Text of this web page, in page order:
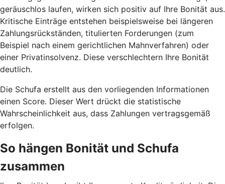
geräuschlos laufen, wirken sich positiv auf Ihre Bonität aus.
Kritische Einträge entstehen beispielsweise bei längeren
Zahlungsrückständen, titulierten Forderungen (zum
Beispiel nach einem gerichtlichen Mahnverfahren) oder
einer Privatinsolvenz. Diese verschlechtern Ihre Bonität
deutlich.
Die Schufa erstellt aus den vorliegenden Informationen
einen Score. Dieser Wert drückt die statistische
Wahrscheinlichkeit aus, dass Zahlungen vertragsgemäß
erfolgen.
So hängen Bonität und Schufa
zusammen